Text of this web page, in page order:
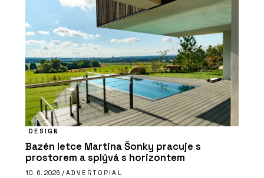
DESIGN
Bazén letce Martina Šonky pracuje s
prostorem a splývá s horizontem
10. 6. 2026 / ADVERTORIAL